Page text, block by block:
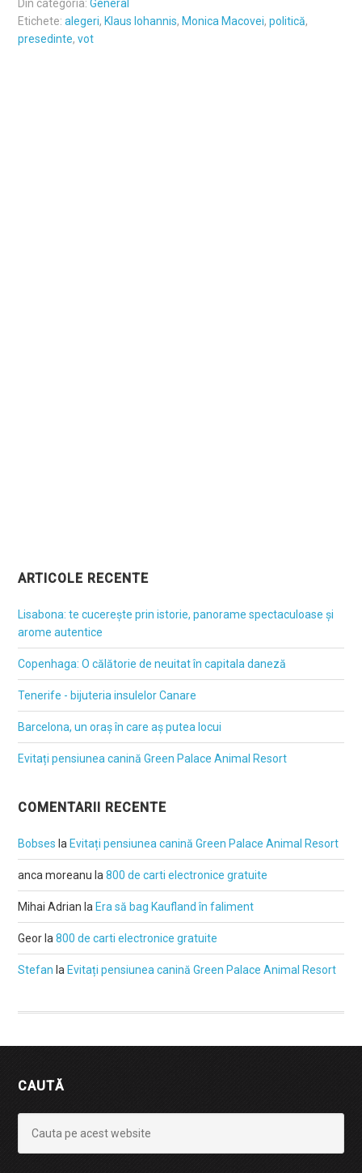
Din categoria:General
Etichete:alegeri, Klaus Iohannis, Monica Macovei,politică,
presedinte,vot
ARTICOLE RECENTE
Lisabona: te cucerește prin istorie, panorame spectaculoase și
arome autentice
Copenhaga: O călătorie de neuitat în capitala daneză
Tenerife - bijuteria insulelor Canare
Barcelona, un oraș în care aș putea locui
Evitați pensiunea canină Green Palace Animal Resort
COMENTARII RECENTE
Bobses la Evitați pensiunea canină Green Palace Animal Resort
anca moreanu la800 de carti electronice gratuite
Mihai Adrian la Era să bag Kaufland în faliment
Geor la800 de carti electronice gratuite
Stefan la Evitați pensiunea canină Green Palace Animal Resort
CAUTĂ